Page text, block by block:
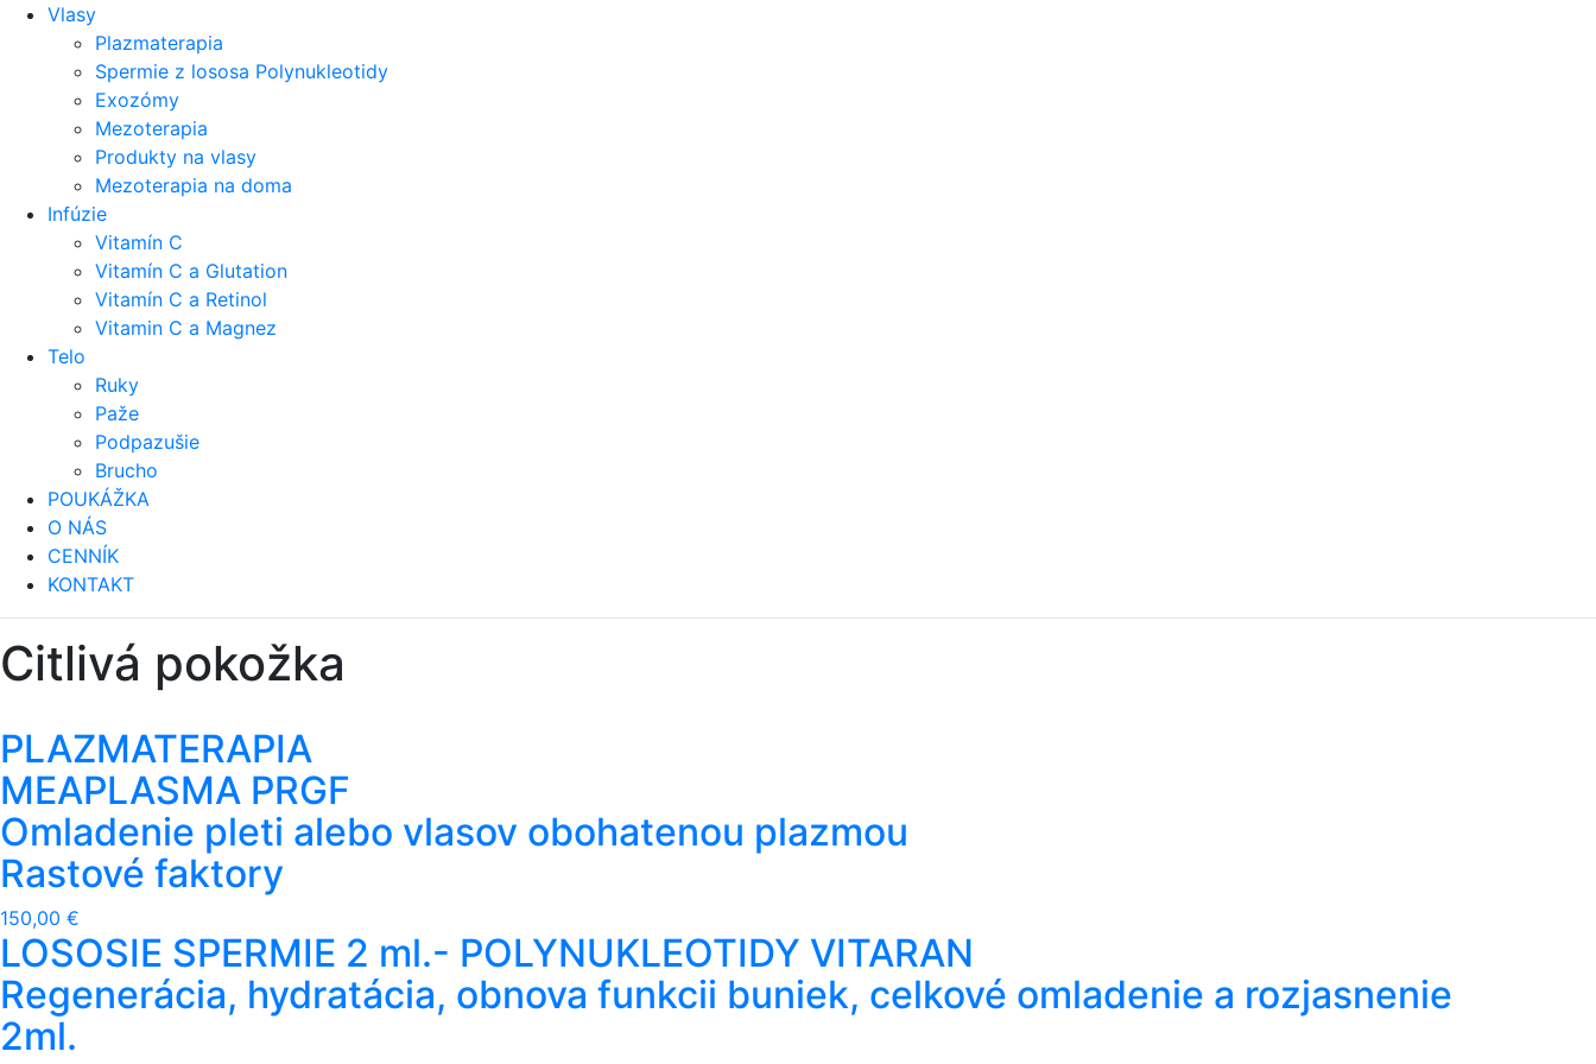
Vlasy
Plazmaterapia
Spermie z lososa Polynukleotidy
Exozómy
Mezoterapia
Produkty na vlasy
Mezoterapia na doma
Infúzie
Vitamín C
Vitamín C a Glutation
Vitamín C a Retinol
Vitamin C a Magnez
Telo
Ruky
Paže
Podpazušie
Brucho
POUKÁŽKA
O NÁS
CENNÍK
KONTAKT
Citlivá pokožka
PLAZMATERAPIA
MEAPLASMA PRGF
Omladenie pleti alebo vlasov obohatenou plazmou
Rastové faktory
150,00 €
LOSOSIE SPERMIE 2 ml.- POLYNUKLEOTIDY VITARAN
Regenerácia, hydratácia, obnova funkcii buniek, celkové omladenie a rozjasnenie
2ml.